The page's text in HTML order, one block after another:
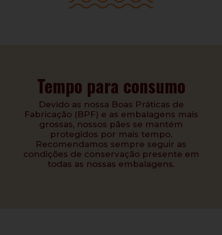
Tempo para consumo
Devido as nossa Boas Práticas de
Fabricação (BPF) e as embalagens mais
grossas, nossos pães se mantém
protegidos por mais tempo.
Recomendamos sempre seguir as
condições de conservação presente em
todas as nossas embalagens.